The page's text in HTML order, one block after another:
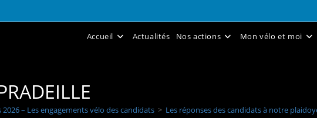
Accueil Actualités Nos actions Mon vélo et moi
2026 – Les engagements vélo des candidats > Les réponses des candidats à notre